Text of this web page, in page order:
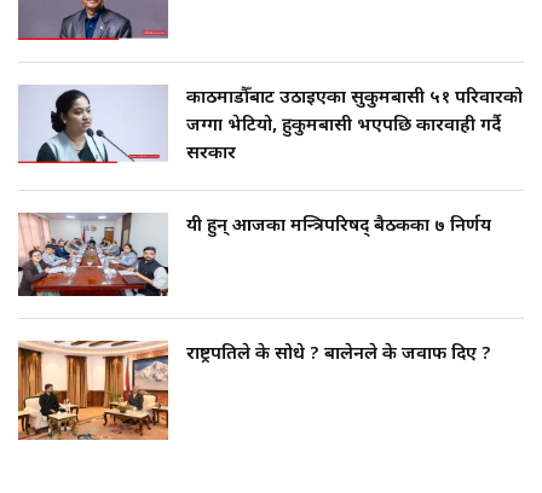
काठमाडौँबाट उठाइएका सुकुमबासी ५१ परिवारको
जग्गा भेटियो, हुकुमबासी भएपछि कारवाही गर्दै
सरकार
यी हुन् आजका मन्त्रिपरिषद् बैठकका ७ निर्णय
राष्ट्रपतिले के सोधे ? बालेनले के जवाफ दिए ?